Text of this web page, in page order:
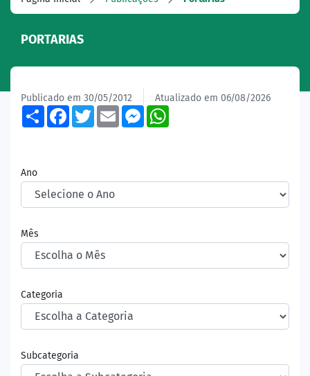
PORTARIAS
Publicado em 30/05/2012 Atualizado em 06/08/2026
ShareFacebook
TwitterEmailMessenger
Ano
Mês
Categoria
Subcategoria